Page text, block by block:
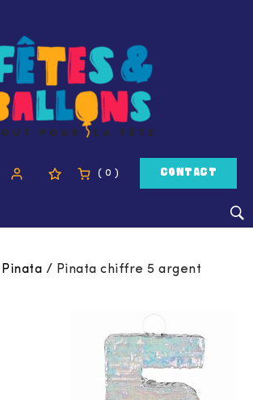
( 0 ) CONTACT
Pinata / Pinata chiffre 5 argent